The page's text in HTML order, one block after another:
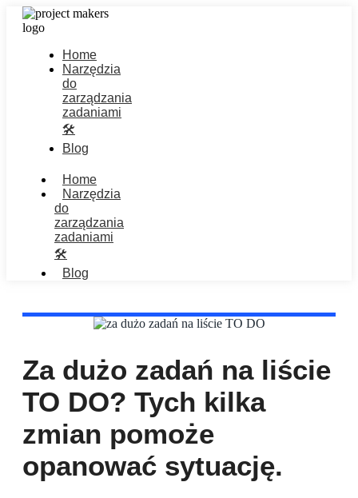
Home
Narzędzia
do
zarządzania
zadaniami
🛠️
Blog
Home
Narzędzia
do
zarządzania
zadaniami
🛠️
Blog
Za dużo zadań na liście
TO DO? Tych kilka
zmian pomoże
opanować sytuację.